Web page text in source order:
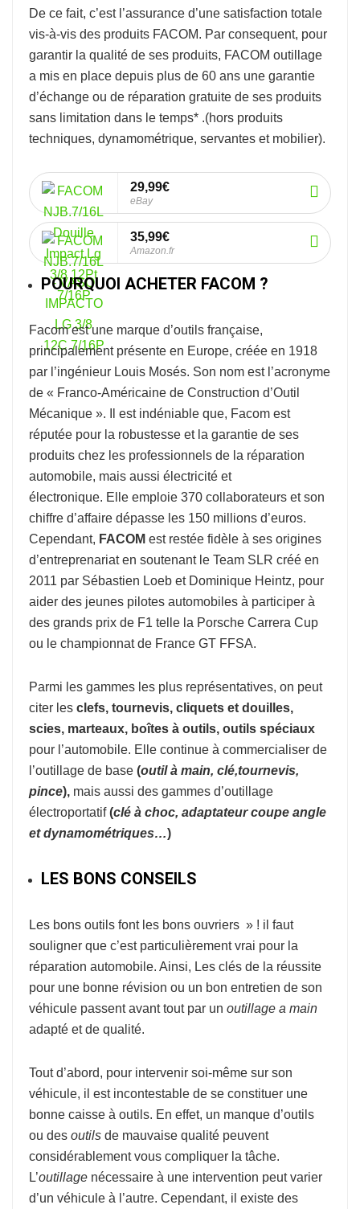
De ce fait, c’est l’assurance d’une satisfaction totale
vis-à-vis des produits FACOM. Par consequent, pour
garantir la qualité de ses produits, FACOM outillage
a mis en place depuis plus de 60 ans une garantie
d’échange ou de réparation gratuite de ses produits
sans limitation dans le temps* .(hors produits
techniques, dynamométrique, servantes et mobilier).
29,99€
eBay
35,99€
Amazon.fr
POURQUOI ACHETER FACOM ?
Facomest une marque d’outils française,
principalement présente en Europe, créée en 1918
par l’ingénieur Louis Mosés. Son nom est l’acronyme
de « Franco-Américaine de Construction d’Outil
Mécanique ». Il est indéniable que, Facom est
réputée pour la robustesse et la garantie de ses
produits chez les professionnels de la réparation
automobile, mais aussi électricité et
électronique. Elle emploie 370 collaborateurs et son
chiffre d’affaire dépasse les 150 millions d’euros.
Cependant, FACOM est restée fidèle à ses origines
d’entreprenariat en soutenant le Team SLR créé en
2011 par Sébastien Loeb et Dominique Heintz, pour
aider des jeunes pilotes automobiles à participer à
des grands prix de F1 telle la Porsche Carrera Cup
ou le championnat de France GT FFSA.
Parmi les gammes les plus représentatives, on peut
citer les clefs, tournevis, cliquets et douilles,
scies, marteaux, boîtes à outils, outils spéciaux
pour l’automobile. Elle continue à commercialiser de
l’outillage de base (outil à main, clé,tournevis,
pince), mais aussi des gammes d’outillage
électroportatif (clé à choc, adaptateur coupe angle
et dynamométriques…)
LES BONS CONSEILS
Les bons outils font les bons ouvriers » ! il faut
souligner que c’est particulièrement vrai pour la
réparation automobile. Ainsi, Les clés de la réussite
pour une bonne révision ou un bon entretien de son
véhicule passent avant tout par un outillage a main
adapté et de qualité.
Tout d’abord, pour intervenir soi-même sur son
véhicule, il est incontestable de se constituer une
bonne caisse à outils. En effet, un manque d’outils
ou des outils de mauvaise qualité peuvent
considérablement vous compliquer la tâche.
L’outillage nécessaire à une intervention peut varier
d’un véhicule à l’autre. Cependant, il existe des